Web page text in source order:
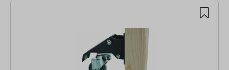
18 articles trouvés